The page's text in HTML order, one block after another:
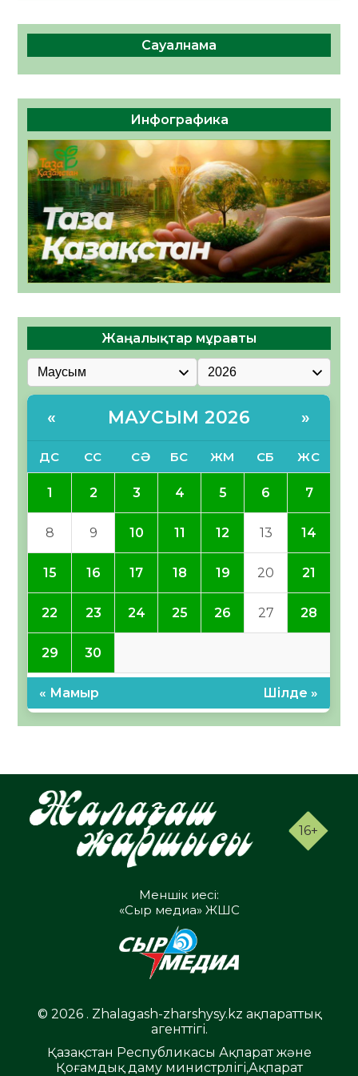
Сауалнама
Инфографика
Жаңалықтар мұрағаты
« МАУСЫМ 2026 »
ДС СС СӘ БС ЖМ СБ ЖС
1 2 3 4 5 6 7
8 9 10 11 12 13 14
15 16 17 18 19 20 21
22 23 24 25 26 27 28
29 30
« Мамыр Шілде »
16+
Меншік иесі:
«Сыр медиа» ЖШС
© 2026 . Zhalagash-zharshysy.kz ақпараттық
агенттігі.
Қазақстан Республикасы Ақпарат және
Қоғамдық даму министрлігі,Ақпарат